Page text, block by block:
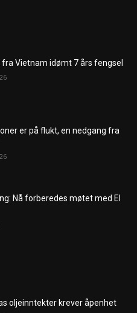
Vietnam idømt 7 års fengsel
er på flukt, en nedgang fra
Nå forberedes møtet med El
oljeinntekter krever åpenhet